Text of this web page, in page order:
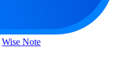
Wise Note